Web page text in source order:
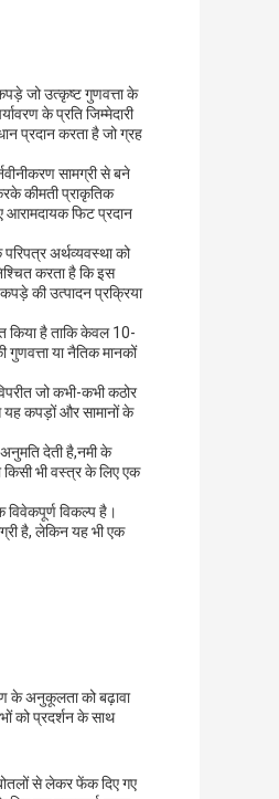
जो उत्कृष्ट गुणवत्ता के
के प्रति जिम्मेदारी
प्रदान करता है जो ग्रह
सामग्री से बने
कीमती प्राकृतिक
आरामदायक फिट प्रदान
अर्थव्यवस्था को
करता है कि इस
की उत्पादन प्रक्रिया
किया है ताकि केवल 10-
गुणवत्ता या नैतिक मानकों
जो कभी-कभी कठोर
यह कपड़ों और सामानों के
देती है,नमी के
भी वस्त्र के लिए एक
विवेकपूर्ण विकल्प है।
है, लेकिन यह भी एक
के अनुकूलता को बढ़ावा
को प्रदर्शन के साथ
से लेकर फेंक दिए गए